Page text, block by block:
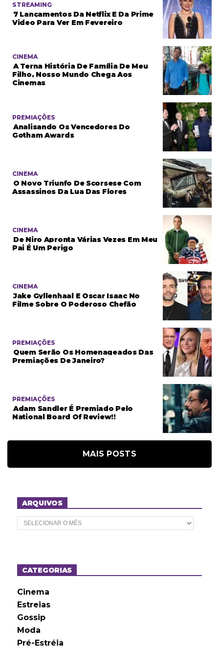
STREAMING
7 Lançamentos Da Netflix E Da Prime
Video Para Ver Em Fevereiro
CINEMA
A Terna História De Família De Meu
Filho, Nosso Mundo Chega Aos
Cinemas
PREMIAÇÕES
Analisando Os Vencedores Do
Gotham Awards
CINEMA
O Novo Triunfo De Scorsese Com
Assassinos Da Lua Das Flores
CINEMA
De Niro Apronta Várias Vezes Em Meu
Pai É Um Perigo
CINEMA
Jake Gyllenhaal E Oscar Isaac No
Filme Sobre O Poderoso Chefão
PREMIAÇÕES
Quem Serão Os Homenageados Das
Premiações De Janeiro?
PREMIAÇÕES
Adam Sandler É Premiado Pelo
National Board Of Review!!
MAIS POSTS
ARQUIVOS
A
r
o
sCATEGORIAS
Cinema
Estreias
Gossip
Moda
Pré-Estréia